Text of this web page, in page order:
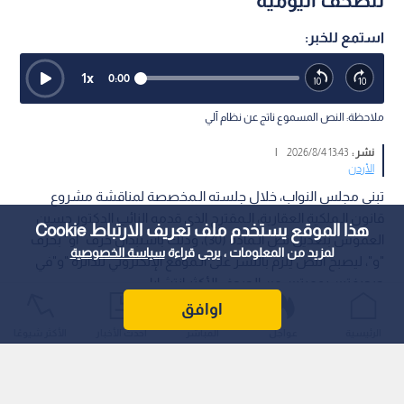
هذا الموقع يستخدم ملف تعريف الارتباط Cookie
لمزيد من المعلومات ، يرجى قراءةسياسة الخصوصية
اوافق
استمع للخبر:
0:00
1x
ملاحظة: النص المسموع ناتج عن نظام آلي
نشر :13:43 2026/8/4
|
الأردن
تبنى مجلس النواب، خلال جلسته الـمخصصة لمناقشة مشروع
العموش بتعديل نص الـمادة (30)، وذلك باستبدال حرف "أو" بحرف
"و"، ليصبح النص يلزم بالنشر على الـموقع الإلكتروني للدائرة "و"في
عواجل المباشر أحدث الأخبار